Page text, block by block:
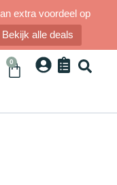
extra voordeel op
Bekijk alle deals
0